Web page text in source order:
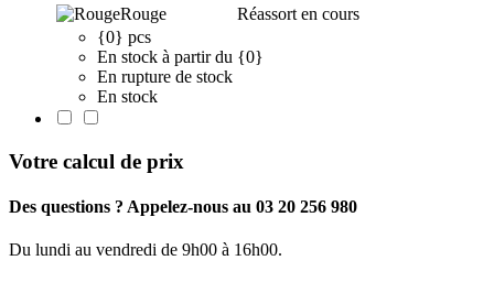
Rouge
Réassort en cours
{0} pcs
En stock à partir du {0}
En rupture de stock
En stock
Votre calcul de prix
Des questions ? Appelez-nous au 03 20 256 980
Du lundi au vendredi de 9h00 à 16h00.